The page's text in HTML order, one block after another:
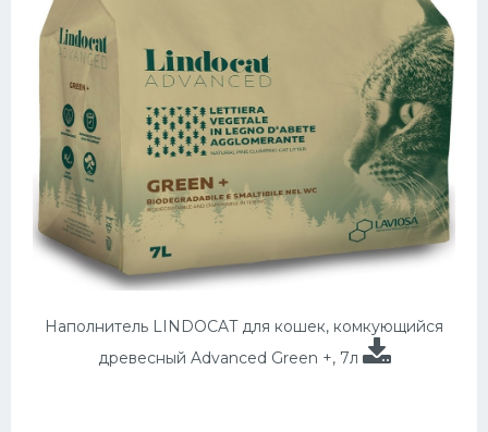
Наполнитель LINDOCAT для кошек, комкующийся
древесный Advanced Green +, 7л